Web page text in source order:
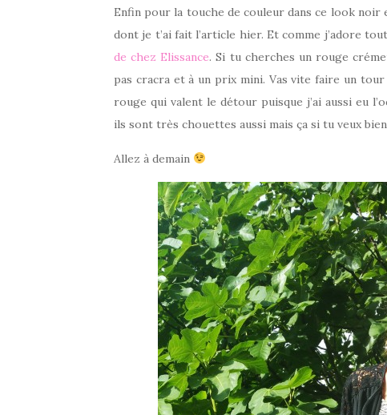
Enfin pour la touche de couleur dans ce look noir
dont je t’ai fait l’article hier. Et comme j’adore
de chez Elissance. Si tu cherches un rouge
pas cracra et à un prix mini. Vas vite faire un tour
rouge qui valent le détour puisque j’ai aussi eu
ils sont très chouettes aussi mais ça si tu veux
Allez à demain